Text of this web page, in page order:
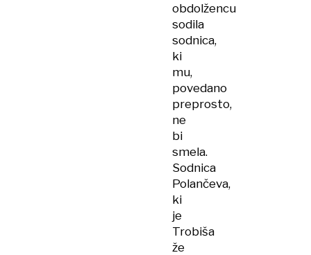
obdolžencu
sodila
sodnica,
ki
mu,
povedano
preprosto,
ne
bi
smela.
Sodnica
Polančeva,
ki
je
Trobiša
že